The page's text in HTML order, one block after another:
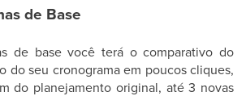
de Base
de base você terá o comparativo do
do seu cronograma em poucos cliques,
do planejamento original, até 3 novas